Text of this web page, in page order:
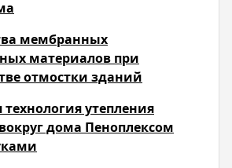
мембранных
материалов при
отмостки зданий
утепления
дома Пеноплексом